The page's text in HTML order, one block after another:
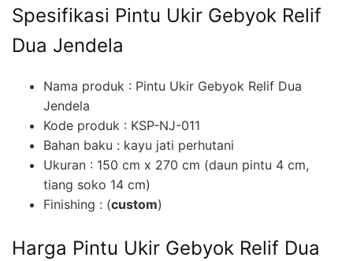
Spesifikasi Pintu Ukir Gebyok Relif
Dua Jendela
Nama produk : Pintu Ukir Gebyok Relif Dua
Jendela
Kode produk : KSP-NJ-011
Bahan baku : kayu jati perhutani
Ukuran : 150 cm x 270 cm (daun pintu 4 cm,
tiang soko 14 cm)
Finishing : (custom)
Harga Pintu Ukir Gebyok Relif Dua